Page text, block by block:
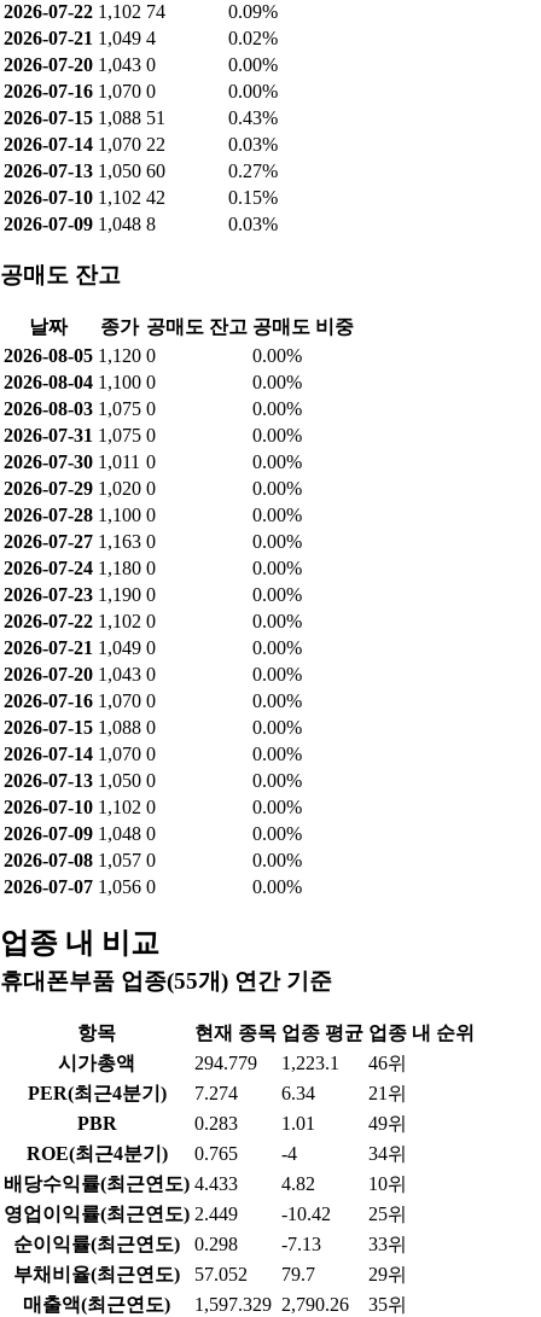
2026-07-22 1,102 74
0.09%
2026-07-21 1,049 4
0.02%
2026-07-20 1,043 0
0.00%
2026-07-16 1,070 0
0.00%
2026-07-15 1,088 51
0.43%
2026-07-14 1,070 22
0.03%
2026-07-13 1,050 60
0.27%
2026-07-10 1,102 42
0.15%
2026-07-09 1,048 8 0.03%
공매도 잔고
날짜 종가 공매도 잔고 공매도 비중
2026-08-05 1,120 0
0.00%
2026-08-04 1,100 0
0.00%
2026-08-03 1,075 0
0.00%
2026-07-31 1,075 0
0.00%
2026-07-30 1,011 0
0.00%
2026-07-29 1,020 0
0.00%
2026-07-28 1,100 0
0.00%
2026-07-27 1,163 0
0.00%
2026-07-24 1,180 0
0.00%
2026-07-23 1,190 0
0.00%
2026-07-22 1,102 0
0.00%
2026-07-21 1,049 0
0.00%
2026-07-20 1,043 0
0.00%
2026-07-16 1,070 0
0.00%
2026-07-15 1,088 0
0.00%
2026-07-14 1,070 0
0.00%
2026-07-13 1,050 0
0.00%
2026-07-10 1,102 0
0.00%
2026-07-09 1,048 0
0.00%
2026-07-08 1,057 0
0.00%
2026-07-07 1,056 0 0.00%
업종 내 비교
휴대폰부품 업종(55개) 연간 기준
항목 현재 종목 업종 평균 업종 내 순위
시가총액
294.779 1,223.1
46위
PER(최근4분기)
7.274 6.34
21위
PBR
0.283 1.01
49위
ROE(최근4분기)
0.765 -4
34위
배당수익률(최근연도) 4.433 4.82
10위
영업이익률(최근연도) 2.449 -10.42
25위
순이익률(최근연도)
0.298 -7.13
33위
부채비율(최근연도)
57.052 79.7
29위
매출액(최근연도)
1,597.329 2,790.26 35위